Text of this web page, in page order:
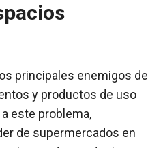
principales enemigos de
y productos de uso
este problema,
de supermercados en